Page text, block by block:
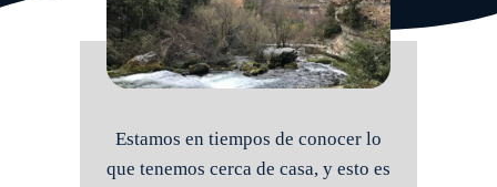
Estamos en tiempos de conocer lo
que tenemos cerca de casa, y esto es